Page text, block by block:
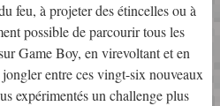
feu, à projeter des étincelles ou à
possible de parcourir tous les
Game Boy, en virevoltant et en
entre ces vingt-six nouveaux
expérimentés un challenge plus